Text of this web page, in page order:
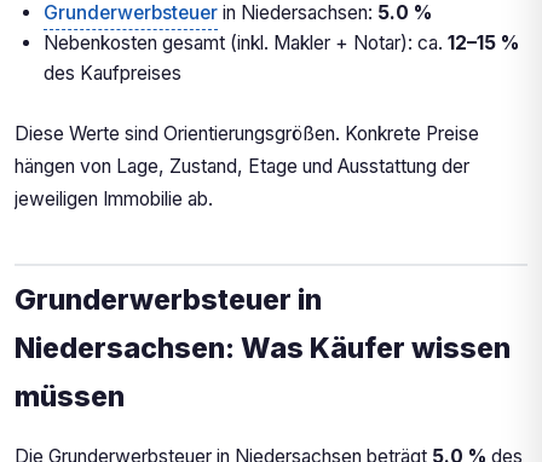
Grunderwerbsteuer in Niedersachsen: 5.0 %
Nebenkosten gesamt (inkl. Makler + Notar): ca. 12–15 %
des Kaufpreises
Diese Werte sind Orientierungsgrößen. Konkrete Preise
hängen von Lage, Zustand, Etage und Ausstattung der
jeweiligen Immobilie ab.
Grunderwerbsteuer in
Niedersachsen: Was Käufer wissen
müssen
Die Grunderwerbsteuer in Niedersachsen beträgt 5.0 % des